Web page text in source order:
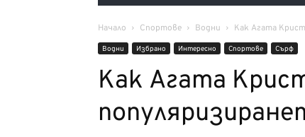
Начало Спортове Водни Как Агата
Водни Избрано Интерeсно Спортове Сърф
Как Агата